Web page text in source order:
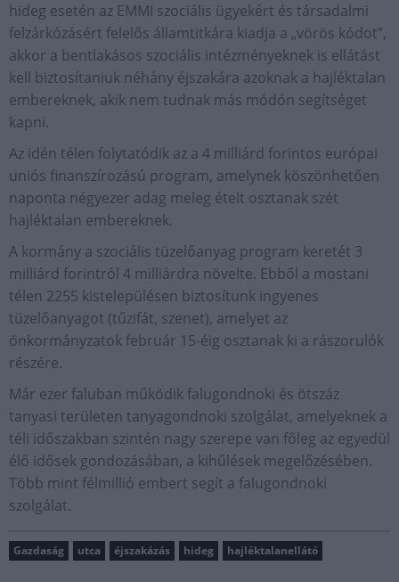
hideg esetén az EMMI szociális ügyekért és társadalmi
felzárkózásért felelős államtitkára kiadja a „vörös kódot”,
akkor a bentlakásos szociális intézményeknek is ellátást
kell biztosítaniuk néhány éjszakára azoknak a hajléktalan
embereknek, akik nem tudnak más módón segítséget
kapni.
Az idén télen folytatódik az a 4 milliárd forintos európai
uniós finanszírozású program, amelynek köszönhetően
naponta négyezer adag meleg ételt osztanak szét
hajléktalan embereknek.
A kormány a szociális tüzelőanyag program keretét 3
milliárd forintról 4 milliárdra növelte. Ebből a mostani
télen 2255 kistelepülésen biztosítunk ingyenes
tüzelőanyagot (tűzifát, szenet), amelyet az
önkormányzatok február 15-éig osztanak ki a rászorulók
részére.
Már ezer faluban működik falugondnoki és ötszáz
tanyasi területen tanyagondnoki szolgálat, amelyeknek a
téli időszakban szintén nagy szerepe van főleg az egyedül
élő idősek gondozásában, a kihűlések megelőzésében.
Több mint félmillió embert segít a falugondnoki
szolgálat.
Gazdaság utca éjszakázás hideg hajléktalanellátó